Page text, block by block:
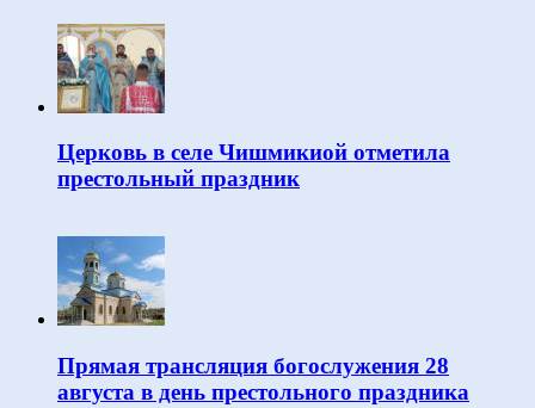
Церковь в селе Чишмикиой отметила
престольный праздник
Прямая трансляция богослужения 28
августа в день престольного праздника